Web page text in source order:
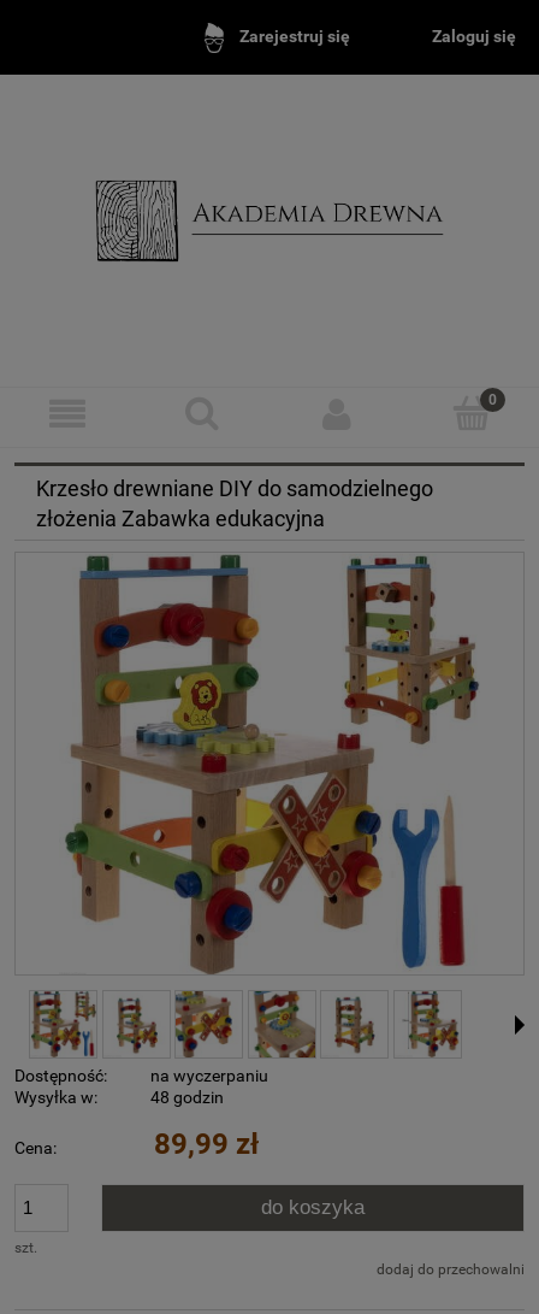
Zarejestruj się Zaloguj się
Krzesło drewniane DIY do samodzielnego
złożenia Zabawka edukacyjna
Dostępność:
na wyczerpaniu
Wysyłka w:
48 godzin
Cena: 89,99 zł
szt.
do koszyka
dodaj do przechowalni